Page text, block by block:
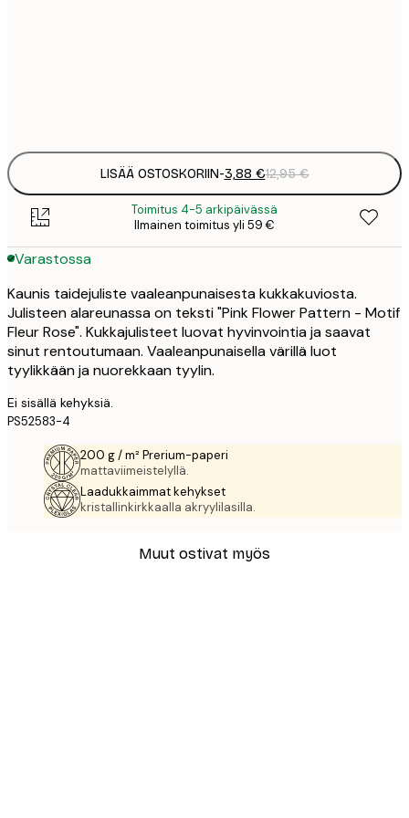
LISÄÄ OSTOSKORIIN-3,88 €12,95 €
Toimitus 4-5 arkipäivässä
Ilmainen toimitus yli 59 €
Varastossa
Kaunis taidejuliste vaaleanpunaisesta kukkakuviosta.
Julisteen alareunassa on teksti "Pink Flower Pattern - Motif
Fleur Rose". Kukkajulisteet luovat hyvinvointia ja saavat
sinut rentoutumaan. Vaaleanpunaisella värillä luot
tyylikkään ja nuorekkaan tyylin.
Ei sisällä kehyksiä.
PS52583-4
200 g / m² Prerium-paperi
mattaviimeistelyllä.
Laadukkaimmat kehykset
kristallinkirkkaalla akryylilasilla.
Muut ostivat myös